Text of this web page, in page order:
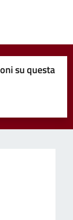
su questa